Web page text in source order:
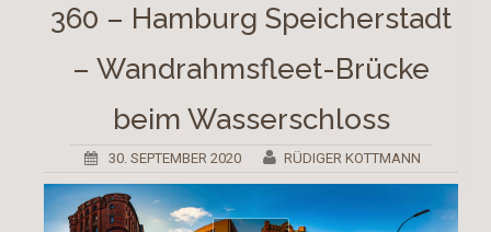
360 – Hamburg Speicherstadt
– Wandrahmsfleet-Brücke
beim Wasserschloss
30. SEPTEMBER 2020 RÜDIGER KOTTMANN